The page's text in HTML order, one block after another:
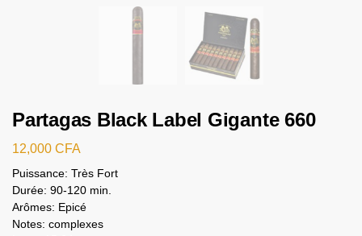
Partagas Black Label Gigante 660
12,000 CFA
Puissance: Très Fort
Durée: 90-120 min.
Arômes: Epicé
Notes: complexes